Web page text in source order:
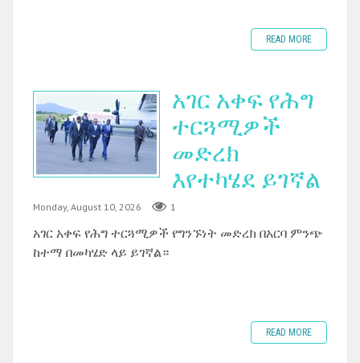
READ MORE
አገር አቀፍ የሕግ
ተርጓሚዎች
መድረክ
እየተካሄደ ይገኛል
Monday, August 10, 2026 1
አገር አቀፍ የሕግ ተርጓሚዎች የግንኙነት መድረክ በአርባ ምንጭ
ከተማ በመካሄድ ላይ ይገኛል።
READ MORE